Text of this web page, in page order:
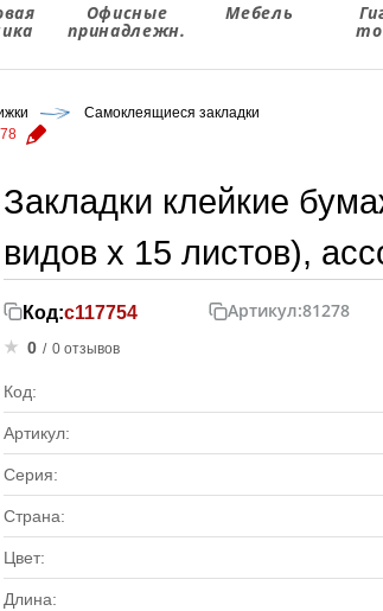
Офисные
принадлежн.
Мебель
Самоклеящиеся закладки
Закладки клейкие
видов х 15 листов),
Код:с117754 Артикул:81278
0 / 0 отзывов
Код:
Артикул:
Серия:
Страна:
Цвет:
Длина: